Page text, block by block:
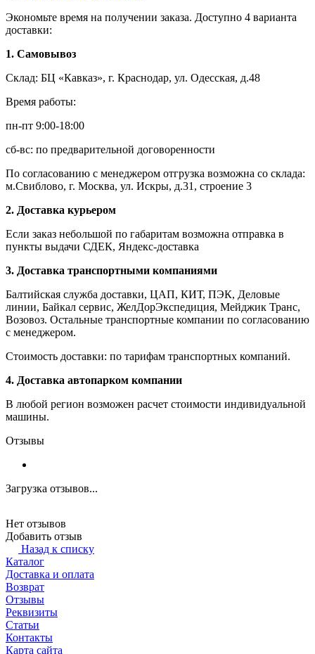
Экономьте время на получении заказа. Доступно 4 варианта
доставки:
1. Самовывоз
Склад: БЦ «Кавказ», г. Краснодар, ул. Одесская, д.48
Время работы:
пн-пт 9:00-18:00
сб-вс: по предварительной договоренности
По согласованию с менеджером отгрузка возможна со склада:
м.Свиблово, г. Москва, ул. Искры, д.31, строение 3
2. Доставка курьером
Если заказ небольшой по габаритам возможна отправка в
пункты выдачи СДЕК, Яндекс-доставка
3. Доставка транспортными компаниями
Балтийская служба доставки, ЦАП, КИТ, ПЭК, Деловые
линии, Байкал сервис, ЖелДорЭкспедиция, Мейджик Транс,
Возовоз. Остальные транспортные компании по согласованию
с менеджером.
Стоимость доставки: по тарифам транспортных компаний.
4. Доставка автопарком компании
В любой регион возможен расчет стоимости индивидуальной
машины.
Отзывы
Загрузка отзывов...
Нет отзывов
Добавить отзыв
Назад к списку
Каталог
Доставка и оплата
Возврат
Отзывы
Реквизиты
Статьи
Контакты
Карта сайта